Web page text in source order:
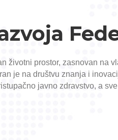
životni prostor, zasnovan na
je na društvu znanja i
javno zdravstvo, a